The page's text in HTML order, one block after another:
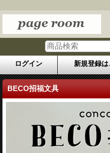
ログイン 新規登録は
BECO招福文具